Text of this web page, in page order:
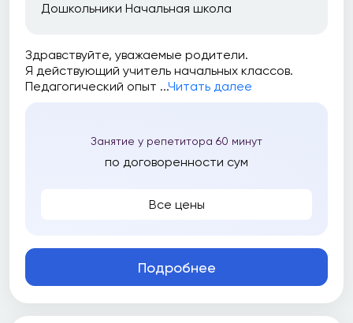
Дошкольники Начальная школа
Здравствуйте, уважаемые родители.
Я действующий учитель начальных классов.
Педагогический опыт ...Читать далее
Занятие у репетитора 60 минут
по договоренности сум
Все цены
Подробнее